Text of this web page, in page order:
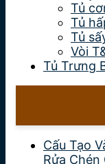
Tủ
Tủ
Tủ
Vòi
Tủ Trưng
Cấu Tạo
Rửa